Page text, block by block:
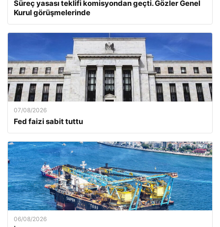
Süreç yasası teklifi komisyondan geçti. Gözler Genel
Kurul görüşmelerinde
07/08/2026
Fed faizi sabit tuttu
06/08/2026